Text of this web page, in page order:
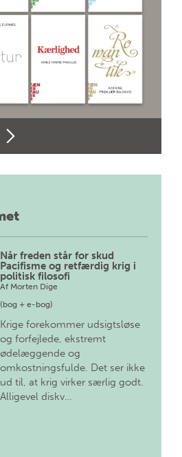
Når freden står for skud
Pacifisme og retfærdig krig i
politisk filosofi
Af Morten Dige
(bog + e-bog)
Krige forekommer udsigtsløse
og forfejlede, ekstremt
ødelæggende og
omkostningsfulde. Det ser ikke
ud til, at krig virker særlig godt.
Alligevel diskv…